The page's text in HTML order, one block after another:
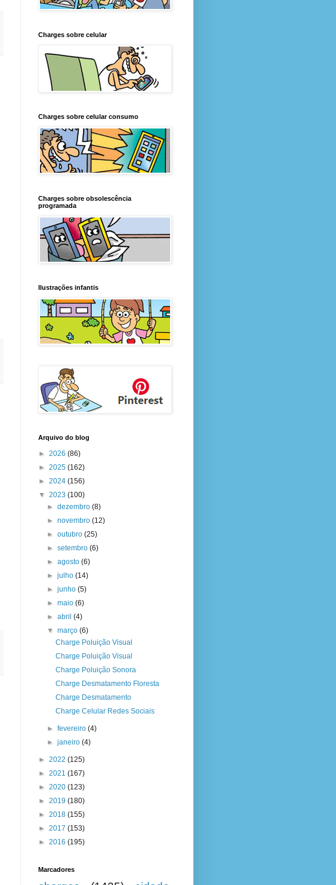
Charges sobre celular
Charges sobre celular consumo
Charges sobre obsolescência
programada
Ilustrações infantis
Arquivo do blog
► 2026 (86)
► 2025 (162)
► 2024 (156)
▼ 2023 (100)
► dezembro (8)
► novembro (12)
► outubro (25)
► setembro (6)
► agosto (6)
► julho (14)
► junho (5)
► maio (6)
► abril (4)
▼ março (6)
Charge Poluição Visual
Charge Poluição Visual
Charge Poluição Sonora
Charge Desmatamento Floresta
Charge Desmatamento
Charge Celular Redes Sociais
► fevereiro (4)
► janeiro (4)
► 2022 (125)
► 2021 (167)
► 2020 (123)
► 2019 (180)
► 2018 (155)
► 2017 (153)
► 2016 (195)
Marcadores